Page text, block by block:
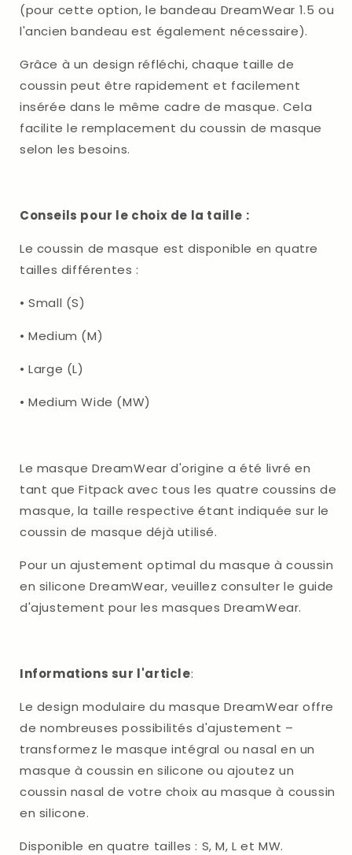
(pour cette option, le bandeau DreamWear 1.5 ou
l'ancien bandeau est également nécessaire).
Grâce à un design réfléchi, chaque taille de
coussin peut être rapidement et facilement
insérée dans le même cadre de masque. Cela
facilite le remplacement du coussin de masque
selon les besoins.
Conseils pour le choix de la taille :
Le coussin de masque est disponible en quatre
tailles différentes :
• Small (S)
• Medium (M)
• Large (L)
• Medium Wide (MW)
Le masque DreamWear d'origine a été livré en
tant que Fitpack avec tous les quatre coussins de
masque, la taille respective étant indiquée sur le
coussin de masque déjà utilisé.
Pour un ajustement optimal du masque à coussin
en silicone DreamWear, veuillez consulter le guide
d'ajustement pour les masques DreamWear.
Informations sur l'article:
Le design modulaire du masque DreamWear offre
de nombreuses possibilités d'ajustement –
transformez le masque intégral ou nasal en un
masque à coussin en silicone ou ajoutez un
coussin nasal de votre choix au masque à coussin
en silicone.
Disponible en quatre tailles : S, M, L et MW.